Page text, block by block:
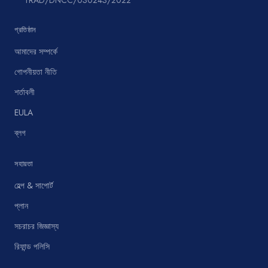
প্রতিষ্ঠান
আমাদের সম্পর্কে
গোপনীয়তা নীতি
শর্তাবলী
EULA
ব্লগ
সহায়তা
হেল্প & সাপোর্ট
প্লান
সচরাচর জিজ্ঞাস্য
রিফান্ড পলিসি